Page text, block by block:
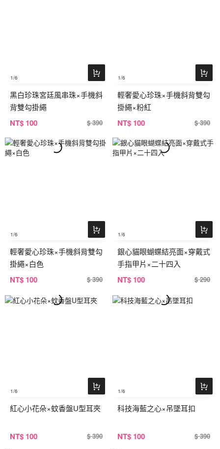
1/6
黑白珍珠宮廷風串珠×手機斜
背雙勾掛繩
NT$ 100 $ 390
1/6
輕奢愛心珍珠×手機斜背雙勾
掛繩×粉紅
NT$ 100 $ 390
1/6
輕奢愛心珍珠×手機斜背雙勾
掛繩×白色
NT$ 100 $ 390
1/6
銀心貓眼蝴蝶結亮面×穿戴式
手指甲片×二十四入
NT$ 100 $ 290
1/6
紅心小花朵×蚊香盤U型耳夾
NT$ 100 $ 390
1/6
科技海藍之心×吊墜耳扣
NT$ 100 $ 390